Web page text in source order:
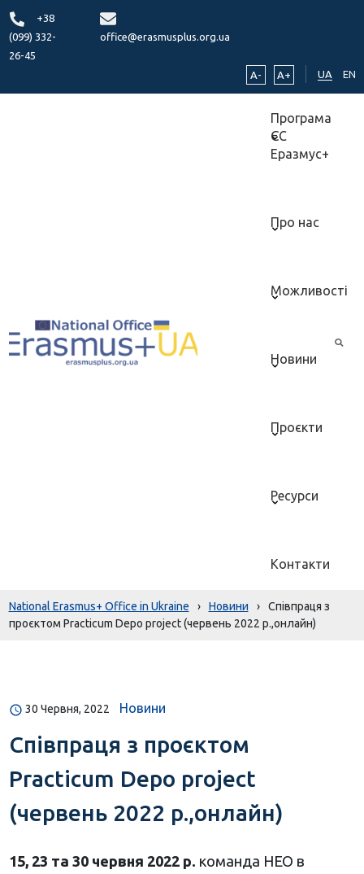
+38
(099) 332-
26-45
office@erasmusplus.org.ua
A- A+ UA EN
Програма
ЄС
Еразмус+
Про нас
Можливості
Новини
Проєкти
Ресурси
Контакти
National Erasmus+ Office in Ukraine › Новини ›
Співпраця з
проєктом Practicum Depo project (червень 2022 р.,онлайн)
30 Червня, 2022 Новини
Співпраця з проєктом
Practicum Depo project
(червень 2022 р.,онлайн)
15, 23 та 30 червня 2022 р. команда НЕО в